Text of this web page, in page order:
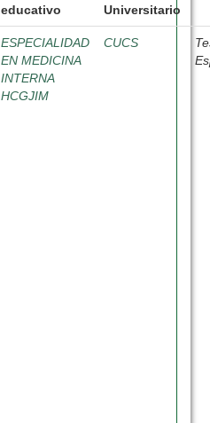
educativo
Universitario
ESPECIALIDAD
EN MEDICINA
INTERNA
HCGJIM
CUCS